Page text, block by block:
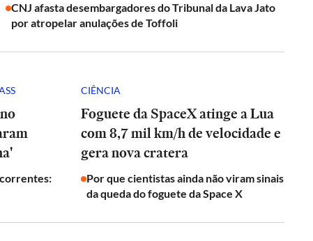
CNJ afasta desembargadores do Tribunal da Lava Jato
por atropelar anulações de Toffoli
CIÊNCIA
Foguete da SpaceX atinge a Lua
com 8,7 mil km/h de velocidade e
gera nova cratera
Por que cientistas ainda não viram sinais
da queda do foguete da Space X